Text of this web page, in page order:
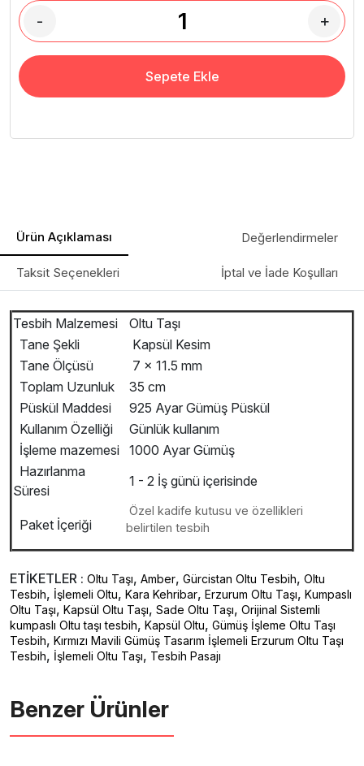
- +
Sepete Ekle
Ürün Açıklaması Değerlendirmeler
Taksit Seçenekleri İptal ve İade Koşulları
Tesbih Malzemesi
Oltu Taşı
Tane Şekli
Kapsül Kesim
Tane Ölçüsü
7 x 11.5 mm
Toplam Uzunluk
35 cm
Püskül Maddesi
925 Ayar Gümüş Püskül
Kullanım Özelliği
Günlük kullanım
İşleme mazemesi 1000 Ayar Gümüş
Hazırlanma
Süresi
1 - 2 İş günü içerisinde
Paket İçeriği
Özel kadife kutusu ve özellikleri
belirtilen tesbih
ETİKETLER : Oltu Taşı, Amber, Gürcistan Oltu Tesbih, Oltu
Tesbih, İşlemeli Oltu, Kara Kehribar, Erzurum Oltu Taşı, Kumpaslı
Oltu Taşı, Kapsül Oltu Taşı, Sade Oltu Taşı, Orijinal Sistemli
kumpaslı Oltu taşı tesbih, Kapsül Oltu, Gümüş İşleme Oltu Taşı
Tesbih, Kırmızı Mavili Gümüş Tasarım İşlemeli Erzurum Oltu Taşı
Tesbih, İşlemeli Oltu Taşı, Tesbih Pasajı
Benzer Ürünler ️